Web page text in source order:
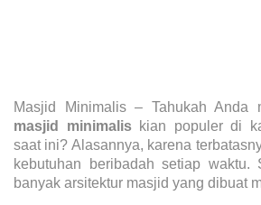
Masjid Minimalis– Tahukah Anda
masjid minimaliskian populer di
saat ini? Alasannya, karena
kebutuhan beribadah setiap waktu.
banyak arsitektur masjid yang dibuat